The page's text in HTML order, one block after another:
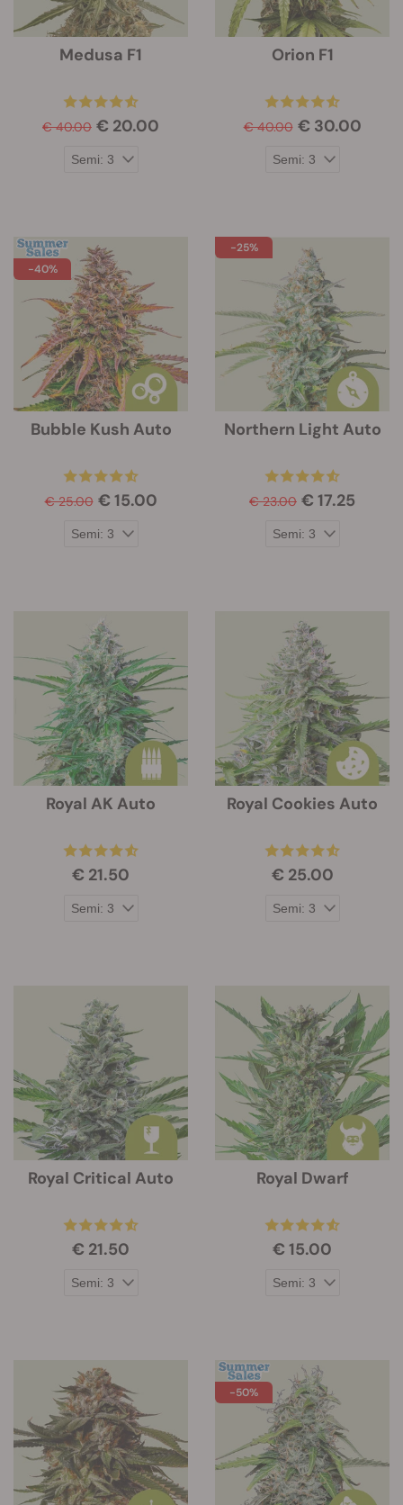
Medusa F1
€ 40.00 € 20.00
Orion F1
€ 40.00 € 30.00
-40%
Bubble Kush Auto
€ 25.00 € 15.00
-25%
Northern Light Auto
€ 23.00 € 17.25
Royal AK Auto
€ 21.50
Royal Cookies Auto
€ 25.00
Royal Critical Auto
€ 21.50
Royal Dwarf
€ 15.00
-50%